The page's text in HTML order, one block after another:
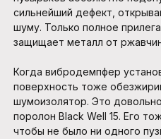
сильнейший дефект,
шуму. Только полное
защищает металл от
Когда вибродемпфер
поверхность тоже
шумоизолятор. Это
поролон Black Well 15. Его
чтобы не было ни одного